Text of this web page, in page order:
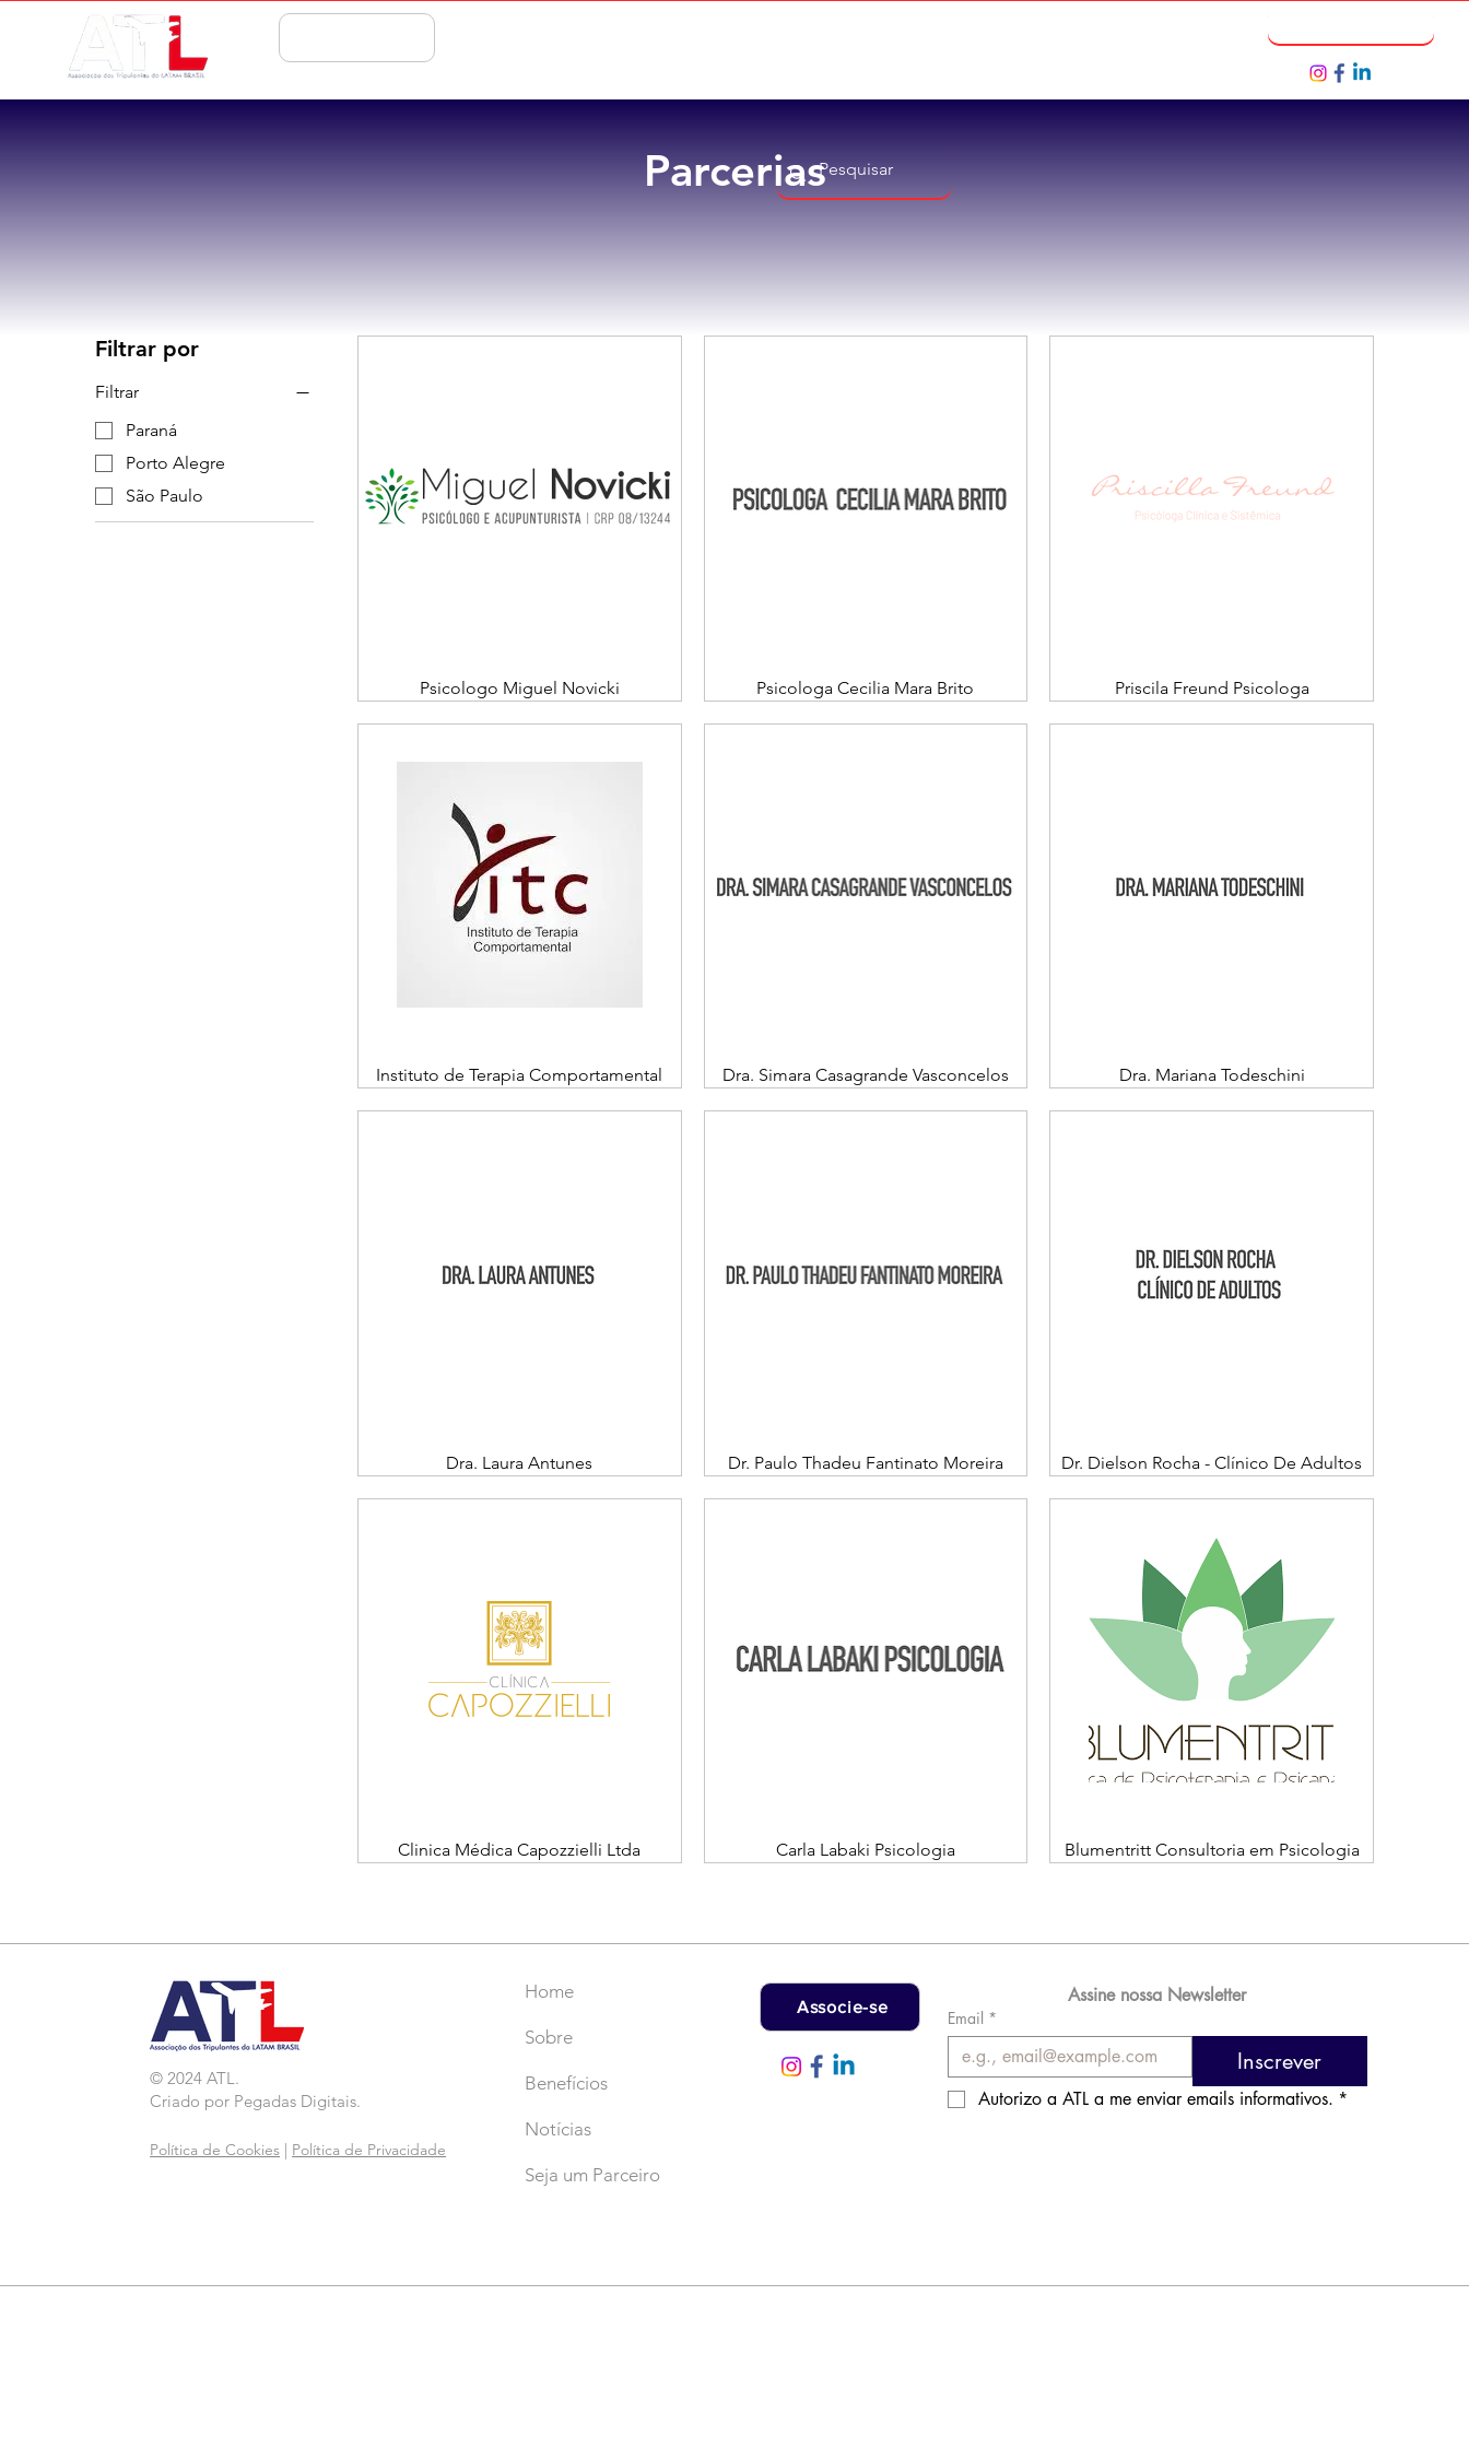
Parcerias
Filtrar por
Filtrar
Paraná
Porto Alegre
São Paulo
Psicologo Miguel Novicki Psicologa Cecilia Mara Brito Priscila Freund Psicologa
Instituto de Terapia Comportamental Dra. Simara Casagrande Vasconcelos Dra. Mariana Todeschini
Dra. Laura Antunes Dr. Paulo Thadeu Fantinato Moreira Dr. Dielson Rocha - Clínico De Adultos
Clinica Médica Capozzielli Ltda Carla Labaki Psicologia Blumentritt Consultoria em Psicologia
© 2024 ATL.
Criado por Pegadas Digitais.
Política de Cookies | Política de Privacidade
Home
Sobre
Benefícios
Notícias
Seja um Parceiro
Associe-se
Assine nossa Newsletter
Email *
Inscrever
Autorizo a ATL a me enviar emails informativos. *